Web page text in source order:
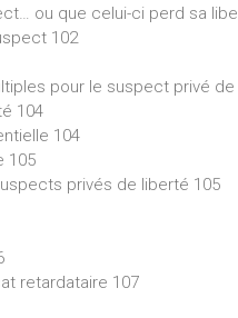
ou que celui-ci perd sa
102
pour le suspect privé
104
104
105
privés de liberté 105
retardataire 107